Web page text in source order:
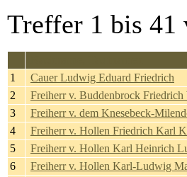
Treffer 1 bis 41
1
Cauer Ludwig Eduard Friedrich
2
Freiherr v. Buddenbrock
3
Freiherr v. dem Knesebeck-
4
Freiherr v. Hollen Friedrich Karl
5
Freiherr v. Hollen Karl Heinrich
6
Freiherr v. Hollen Karl-Ludwig